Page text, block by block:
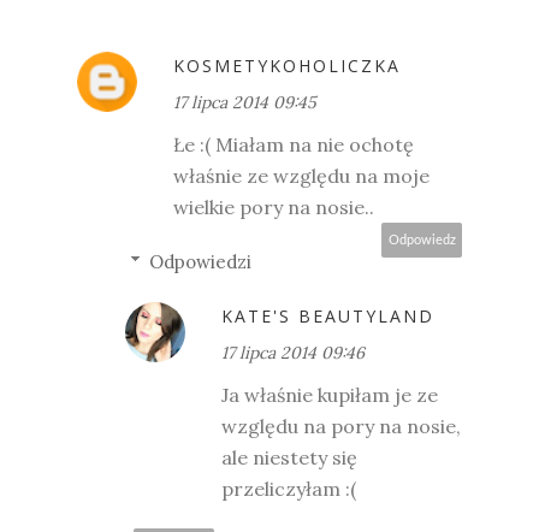
KOSMETYKOHOLICZKA
17 lipca 2014 09:45
Łe :( Miałam na nie ochotę
właśnie ze względu na moje
wielkie pory na nosie..
Odpowiedz
Odpowiedzi
KATE'S BEAUTYLAND
17 lipca 2014 09:46
Ja właśnie kupiłam je ze
względu na pory na nosie,
ale niestety się
przeliczyłam :(